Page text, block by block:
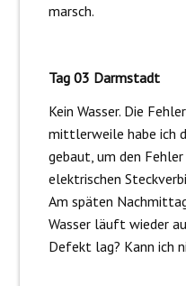
marsch.
Tag 03 Darmstadt
Kein Wasser. Die
mittlerweile habe ich
gebaut, um den
elektrischen
Am späten
Wasser läuft wieder
Defekt lag? Kann ich